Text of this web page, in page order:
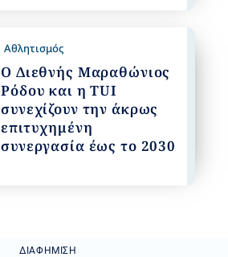
Αθλητισμός
Ο Διεθνής Μαραθώνιος
Ρόδου και η TUI
συνεχίζουν την άκρως
επιτυχημένη
συνεργασία έως το 2030
ΔΙΑΦΉΜΙΣΗ